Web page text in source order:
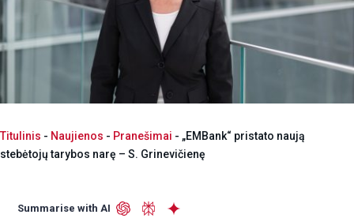
Titulinis - Naujienos - Pranešimai - „EMBank“ pristato naują
stebėtojų tarybos narę – S. Grinevičienę
Summarise with AI